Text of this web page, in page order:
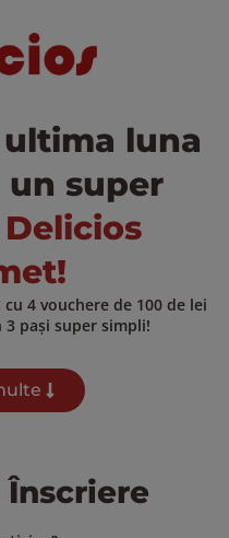
luna
super
Delicios
4 vouchere de 100 de lei
pași super simpli!